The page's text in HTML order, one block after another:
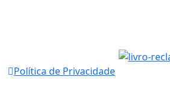
Política de Privacidade